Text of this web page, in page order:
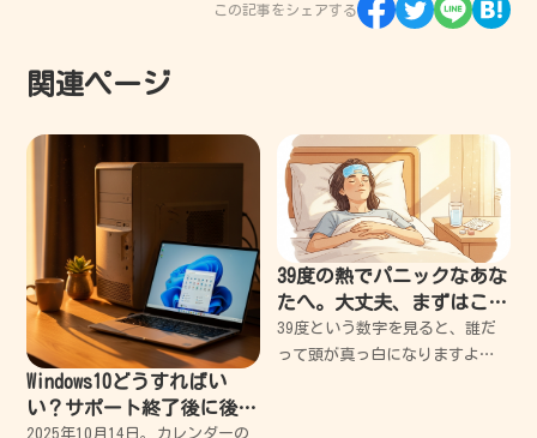
この記事をシェアする
関連ページ
Windows10どうすればい
い？サポート終了後に後悔
2025年10月14日。カレンダーの
39度の熱でパニックなあな
たへ。大丈夫、まずはこれ
を読んで。失敗から学んだ
安心の対処法
39度という数字を見ると、誰だ
って頭が真っ白になりますよ